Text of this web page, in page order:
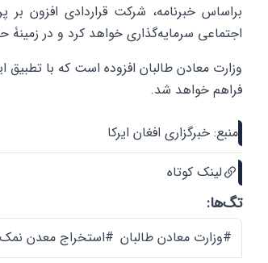
براساس خبرنامه، شرکت قراردادی افزون
اجتماعی سرمایه‌گذاری خواهد کرد و در
وزارت معادن طالبان افزوده است که با تطبیق
فراهم خواهد شد.
منبع: خبرگزاری افغان ایرکا
لینک کوتاه
تگ‌ها:
#وزارت معادن طالبان #استخراج معدن